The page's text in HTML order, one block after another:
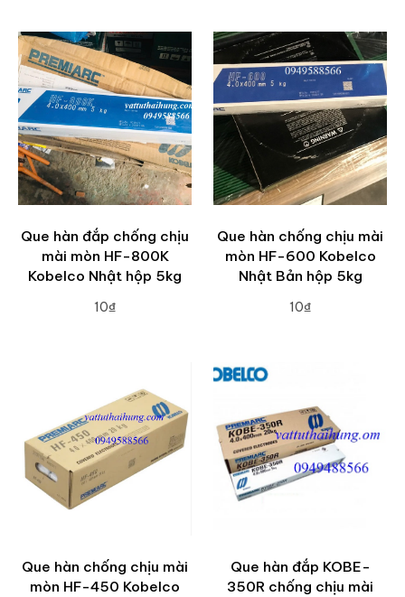
Que hàn đắp chống chịu
mài mòn HF-800K
Kobelco Nhật hộp 5kg
10₫
Que hàn chống chịu mài
mòn HF-600 Kobelco
Nhật Bản hộp 5kg
10₫
Que hàn chống chịu mài
mòn HF-450 Kobelco
Que hàn đắp KOBE-
350R chống chịu mài